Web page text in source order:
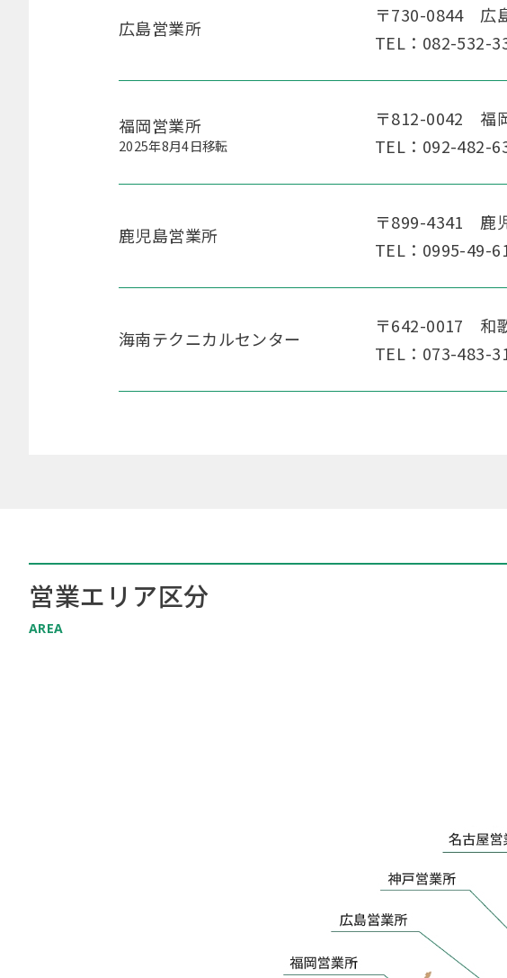
広島営業所
〒730-0844 広
TEL：082-532-
福岡営業所
2025年8月4日移転
〒812-0042 福
TEL：092-482-
鹿児島営業所
〒899-4341 鹿
TEL：0995-49-
海南テクニカルセンター
〒642-0017 和
TEL：073-483-
営業エリア区分
AREA